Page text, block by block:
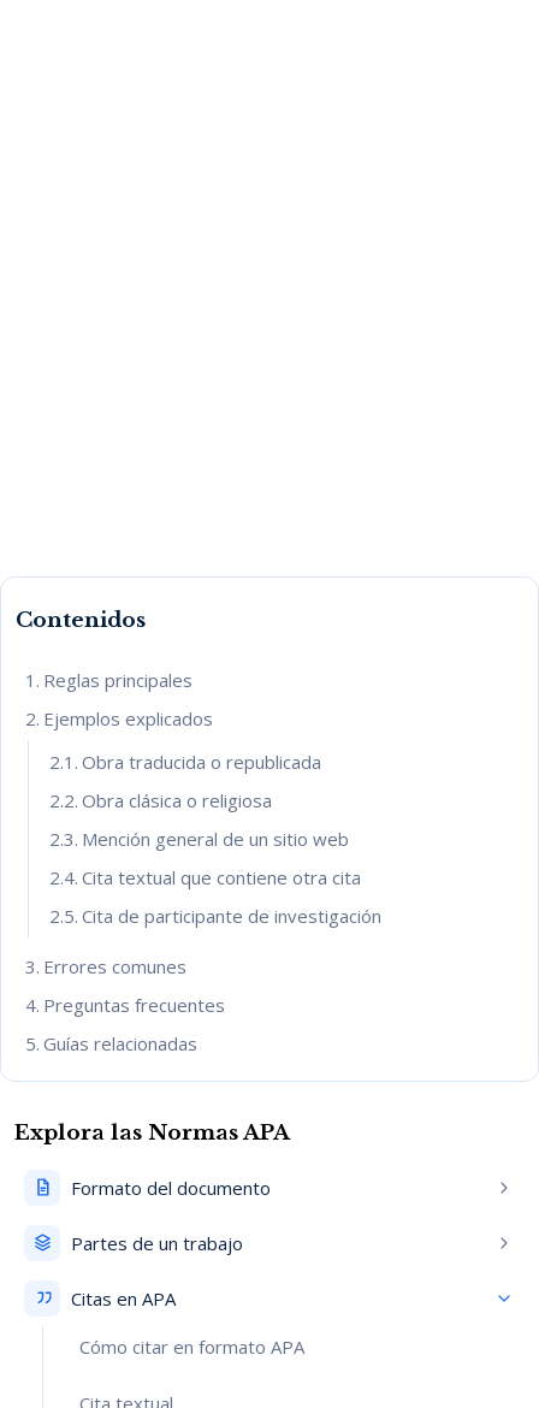
Contenidos
Reglas principales
Ejemplos explicados
Obra traducida o republicada
Obra clásica o religiosa
Mención general de un sitio web
Cita textual que contiene otra cita
Cita de participante de investigación
Errores comunes
Preguntas frecuentes
Guías relacionadas
Explora las Normas APA
Formato del documento
Partes de un trabajo
Citas en APA
Cómo citar en formato APA
Cita textual